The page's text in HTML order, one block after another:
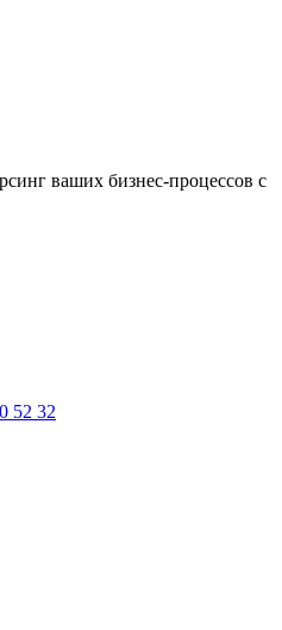
ваших бизнес-процессов с
52 32